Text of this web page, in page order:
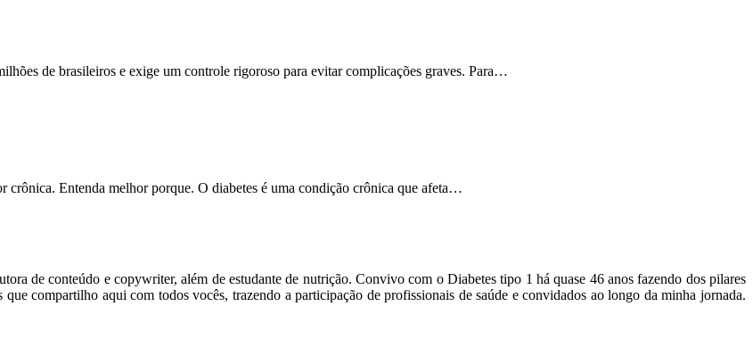
de brasileiros e exige um controle rigoroso para evitar complicações graves. Para…
crônica. Entenda melhor porque. O diabetes é uma condição crônica que afeta…
de conteúdo e copywriter, além de estudante de nutrição. Convivo com o Diabetes tipo 1 há quase 46 anos fazendo dos pilares
compartilho aqui com todos vocês, trazendo a participação de profissionais de saúde e convidados ao longo da minha jornada.